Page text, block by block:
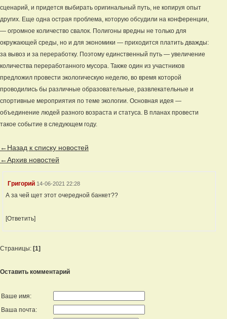
сценарий, и придется выбирать оригинальный путь, не копируя опыт
других. Еще одна острая проблема, которую обсудили на конференции,
— огромное количество свалок. Полигоны вредны не только для
окружающей среды, но и для экономики — приходится платить дважды:
за вывоз и за переработку. Поэтому единственный путь — увеличение
количества переработанного мусора. Также один из участников
предложил провести экологическую неделю, во время которой
проводились бы различные образовательные, развлекательные и
спортивные мероприятия по теме экологии. Основная идея —
объединение людей разного возраста и статуса. В планах провести
такое событие в следующем году.
←Назад к списку новостей
←Архив новостей
Григорий 14-06-2021 22:28
А за чей щет этот очередной банкет??
[Ответить]
Страницы: [1]
Оставить комментарий
Ваше имя:
Ваша почта: